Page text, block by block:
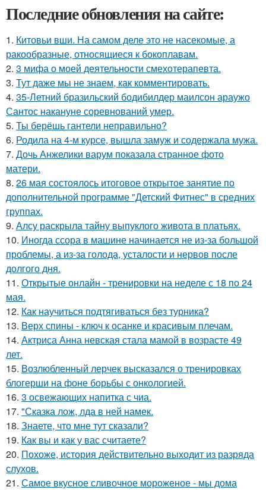
Последние обновления на сайте:
1. Китовьи вши. На самом деле это не насекомые, а
ракообразные, относящиеся к бокоплавам.
2. 3 мифа о моей деятельности смехотерапевта.
3. Тут даже мы не знаем, как комментировать.
4. 35-Летний бразильский бодибилдер маилсон араужо
Сантос накануне соревнований умер.
5. Ты берёшь гантели неправильно?
6. Родила на 4-м курсе, вышла замуж и содержала мужа.
7. Дочь Анжелики варум показала странное фото
матери.
8. 26 мая состоялось итоговое открытое занятие по
дополнительной программе "Детский Фитнес" в средних
группах.
9. Алсу раскрыла тайну выпуклого живота в платьях.
10. Иногда ссора в машине начинается не из-за большой
проблемы, а из-за голода, усталости и нервов после
долгого дня.
11. Открытые онлайн - тренировки на неделе с 18 по 24
мая.
12. Как научиться подтягиваться без турника?
13. Верх спины - ключ к осанке и красивым плечам.
14. Актриса Анна невская стала мамой в возрасте 49
лет.
15. Возлюбленный лерчек высказался о тренировках
блогерши на фоне борьбы с онкологией.
16. 3 освежающих напитка с чиа.
17. "Сказка лож, лда в ней намек.
18. Знаете, что мне тут сказали?
19. Как вы и как у вас считаете?
20. Похоже, история действительно выходит из разряда
слухов.
21. Самое вкусное сливочное мороженое - мы дома